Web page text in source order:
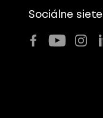
Sociálne siete